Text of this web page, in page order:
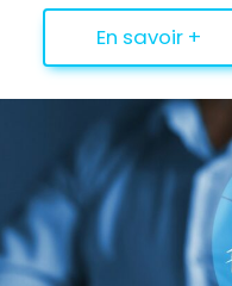
En savoir +